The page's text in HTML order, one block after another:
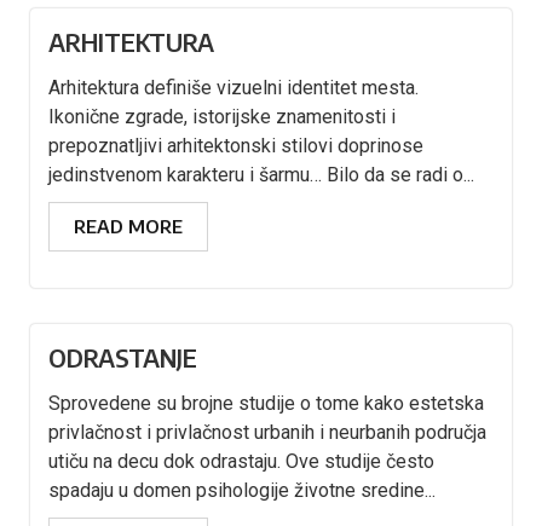
ARHITEKTURA
Arhitektura definiše vizuelni identitet mesta.
Ikonične zgrade, istorijske znamenitosti i
prepoznatljivi arhitektonski stilovi doprinose
jedinstvenom karakteru i šarmu… Bilo da se radi o...
READ MORE
ODRASTANJE
Sprovedene su brojne studije o tome kako estetska
privlačnost i privlačnost urbanih i neurbanih područja
utiču na decu dok odrastaju. Ove studije često
spadaju u domen psihologije životne sredine...